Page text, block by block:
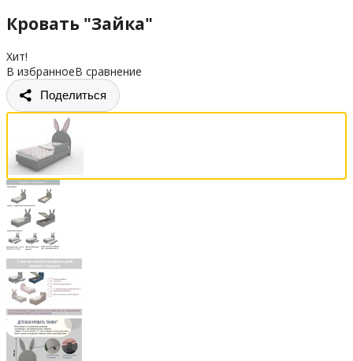
Кровать "Зайка"
Хит!
В избранноеВ сравнение
Поделиться